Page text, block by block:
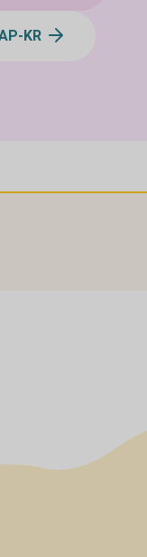
KR